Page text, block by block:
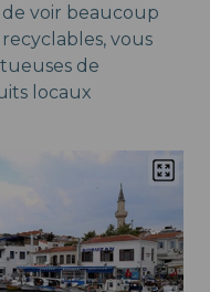
de voir beaucoup
vous
de
locaux